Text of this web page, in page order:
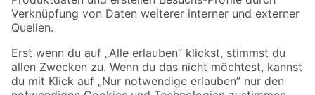
Sicher einkaufen
Jetzt die toom-App herunterladen